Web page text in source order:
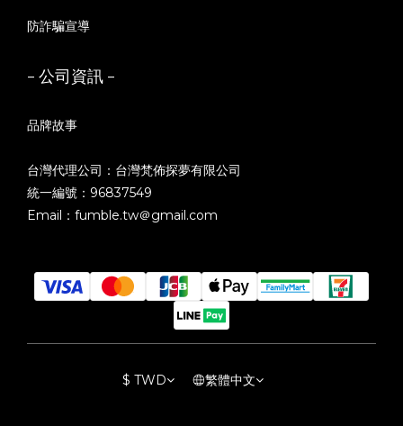
防詐騙宣導
- 公司資訊 -
品牌故事
台灣代理公司：台灣梵佈探夢有限公司
統一編號：96837549
Email：fumble.tw＠gmail.com
$ TWD 繁體中文